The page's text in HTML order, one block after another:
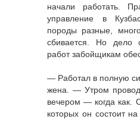
начали работать.
управление в
породы разные,
сбивается. Но дело
работ забойщикам
— Работал в полную
жена. — Утром
вечером — когда как.
которых он состоит